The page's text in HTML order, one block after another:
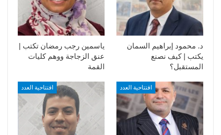
ياسمين رجب رمضان تكتب |
عنق الزجاجة ووهم كليات
القمة
د. محمود إبراهيم السمان
يكتب | كيف نصنع
المستقبل؟
افتتاحية العدد افتتاحية العدد